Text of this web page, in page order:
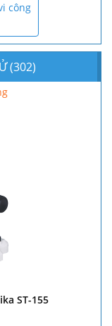
công
(302)
ST-155